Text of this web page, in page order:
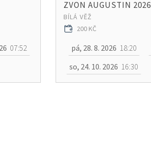
07:52
ZVON AUGUSTIN 2026
BÍLÁ VĚŽ
200 KČ
pá, 28. 8. 2026 18:20
so, 24. 10. 2026 16:30